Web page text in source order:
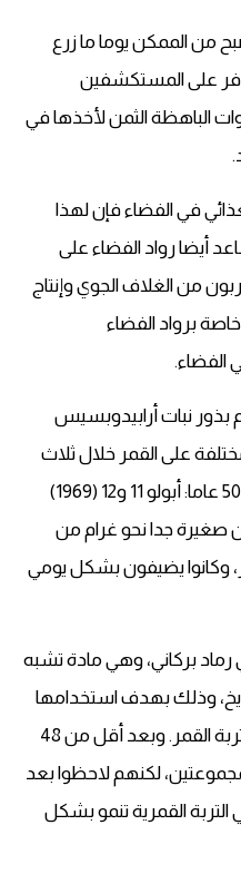
من الممكن يوما ما زرع
على المستكشفين
الباهظة الثمن لأخذها في
في الفضاء فإن لهذا
أيضا رواد الفضاء على
من الغلاف الجوي وإنتاج
برواد الفضاء
الفضاء.
بذور نبات أرابيدوبسيس
على القمر خلال ثلاث
رحلات منفصلة لأبولو منذ حوالي 50 عاما: أبولو 11 و12 (1969)
في أوان صغيرة جدا نحو غرام من
وكانوا يضيفون بشكل يومي
بركاني، وهي مادة تشبه
وذلك بهدف استخدامها
للمقارنة مع البذور المزروعة في تربة القمر. وبعد أقل من 48
لكنهم لاحظوا بعد
التربة القمرية تنمو بشكل